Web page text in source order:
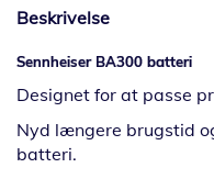
Beskrivelse
Sennheiser BA300 batteri
Designet for at passe
Nyd længere brugstid
batteri.